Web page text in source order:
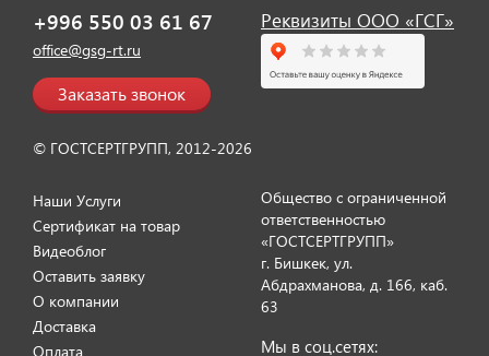
Отзыв от представителя ИП
"Сабирова Ольга".
+996 550 03 61 67
office@gsg-rt.ru
Заказать звонок
© ГОСТСЕРТГРУПП, 2012-2026
Реквизиты ООО «ГСГ»
Наши Услуги
Сертификат на товар
Видеоблог
Оставить заявку
О компании
Доставка
Оплата
Общество с ограниченной
ответственностью
«ГОСТСЕРТГРУПП»
г. Бишкек, ул.
Абдрахманова, д. 166, каб.
63
Мы в соц.сетях: